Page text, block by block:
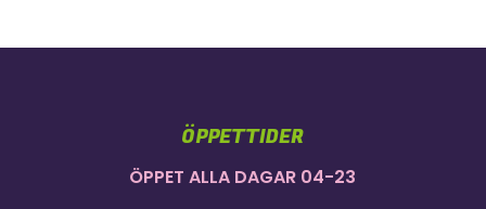
ÖPPETTIDER
ÖPPET ALLA DAGAR 04-23